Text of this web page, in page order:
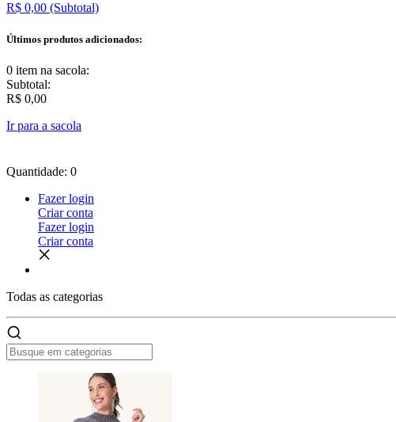
R$ 0,00 (Subtotal)
Últimos produtos adicionados:
0 item na sacola:
Subtotal:
R$ 0,00
Ir para a sacola
Quantidade: 0
Fazer login
Criar conta
Fazer login
Criar conta
Todas as categorias